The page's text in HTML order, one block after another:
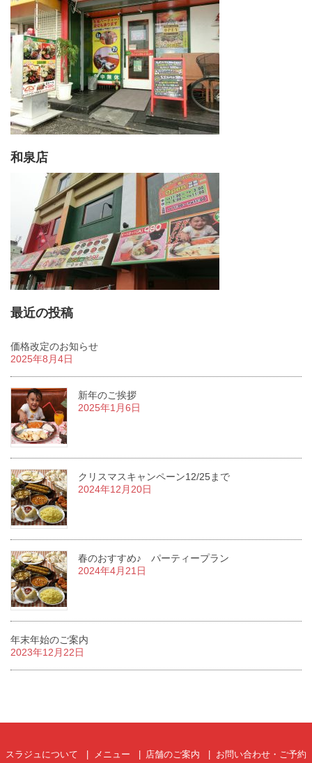
和泉店
最近の投稿
価格改定のお知らせ
2025年8月4日
新年のご挨拶
2025年1月6日
クリスマスキャンペーン12/25まで
2024年12月20日
春のおすすめ♪ パーティープラン
2024年4月21日
年末年始のご案内
2023年12月22日
スラジュについて メニュー 店舗のご案内 お問い合わせ・ご予約